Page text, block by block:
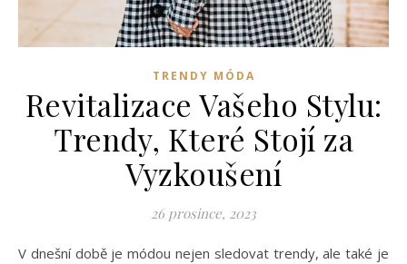
TRENDY MÓDA
Revitalizace Vašeho Stylu:
Trendy, Které Stojí za
Vyzkoušení
26 prosince, 2023
V dnešní době je módou nejen sledovat trendy, ale také je